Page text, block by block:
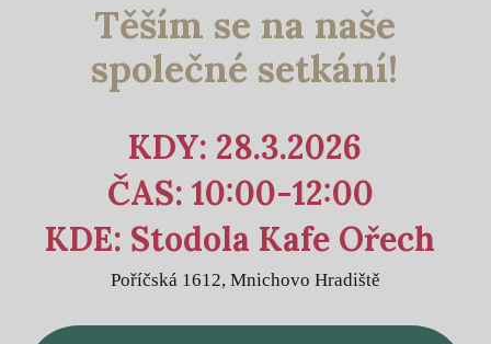
Těším se na naše
společné setkání!
KDY: 28.3.2026
ČAS: 10:00-12:00
KDE: Stodola Kafe Ořech
Poříčská 1612, Mnichovo Hradiště